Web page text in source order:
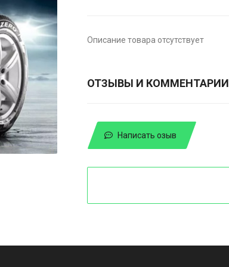
Описание товара отсутствует
ОТЗЫВЫ И КОММЕНТАРИИ
Написать озыв